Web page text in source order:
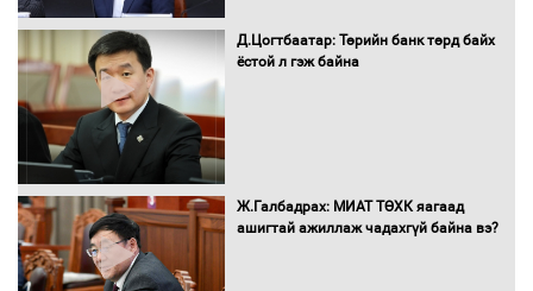
С.Бямбацогт Зүүн Азийн
Д.Цогтбаатар: Төрийн банк төрд байх
ёстой л гэж байна
Ж.Галбадрах: МИАТ ТӨХК яагаад
ашигтай ажиллаж чадахгүй байна вэ?